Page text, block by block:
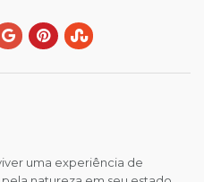
uma experiência de